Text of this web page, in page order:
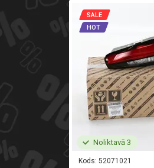
Noliktavā 3
Kods: 52071021
SALE
HOT